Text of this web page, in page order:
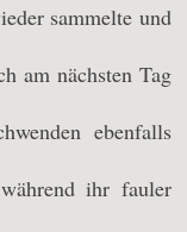
sammelte und
am nächsten Tag
ebenfalls
ihr fauler